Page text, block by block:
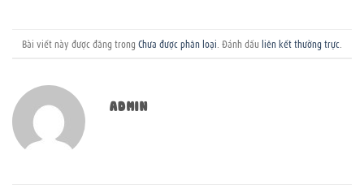
Bài viết này được đăng trong Chưa được phân loại . Đánh dấu liên kết thường trực
ADMIN